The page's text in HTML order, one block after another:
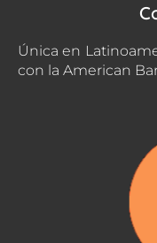
Única en
con la American